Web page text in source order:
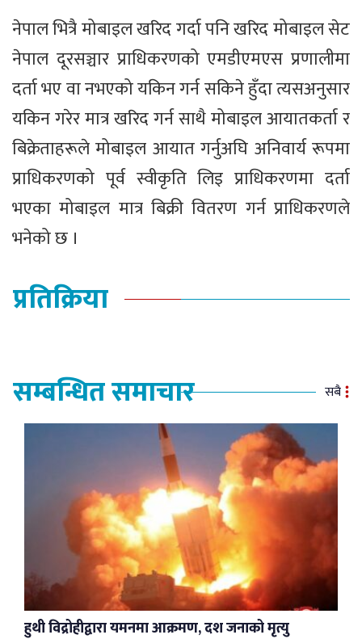
नेपाल भित्रै मोबाइल खरिद गर्दा पनि खरिद मोबाइल सेट
नेपाल दूरसञ्चार प्राधिकरणको एमडीएमएस प्रणालीमा
दर्ता भए वा नभएको यकिन गर्न सकिने हुँदा त्यसअनुसार
यकिन गरेर मात्र खरिद गर्न साथै मोबाइल आयातकर्ता र
बिक्रेताहरूले मोबाइल आयात गर्नुअघि अनिवार्य रूपमा
प्राधिकरणको पूर्व स्वीकृति लिइ प्राधिकरणमा दर्ता
भएका मोबाइल मात्र बिक्री वितरण गर्न प्राधिकरणले
भनेको छ ।
प्रतिक्रिया
सम्बन्धित समाचार सबै
हुथी विद्रोहीद्वारा यमनमा आक्रमण, दश जनाको मृत्यु